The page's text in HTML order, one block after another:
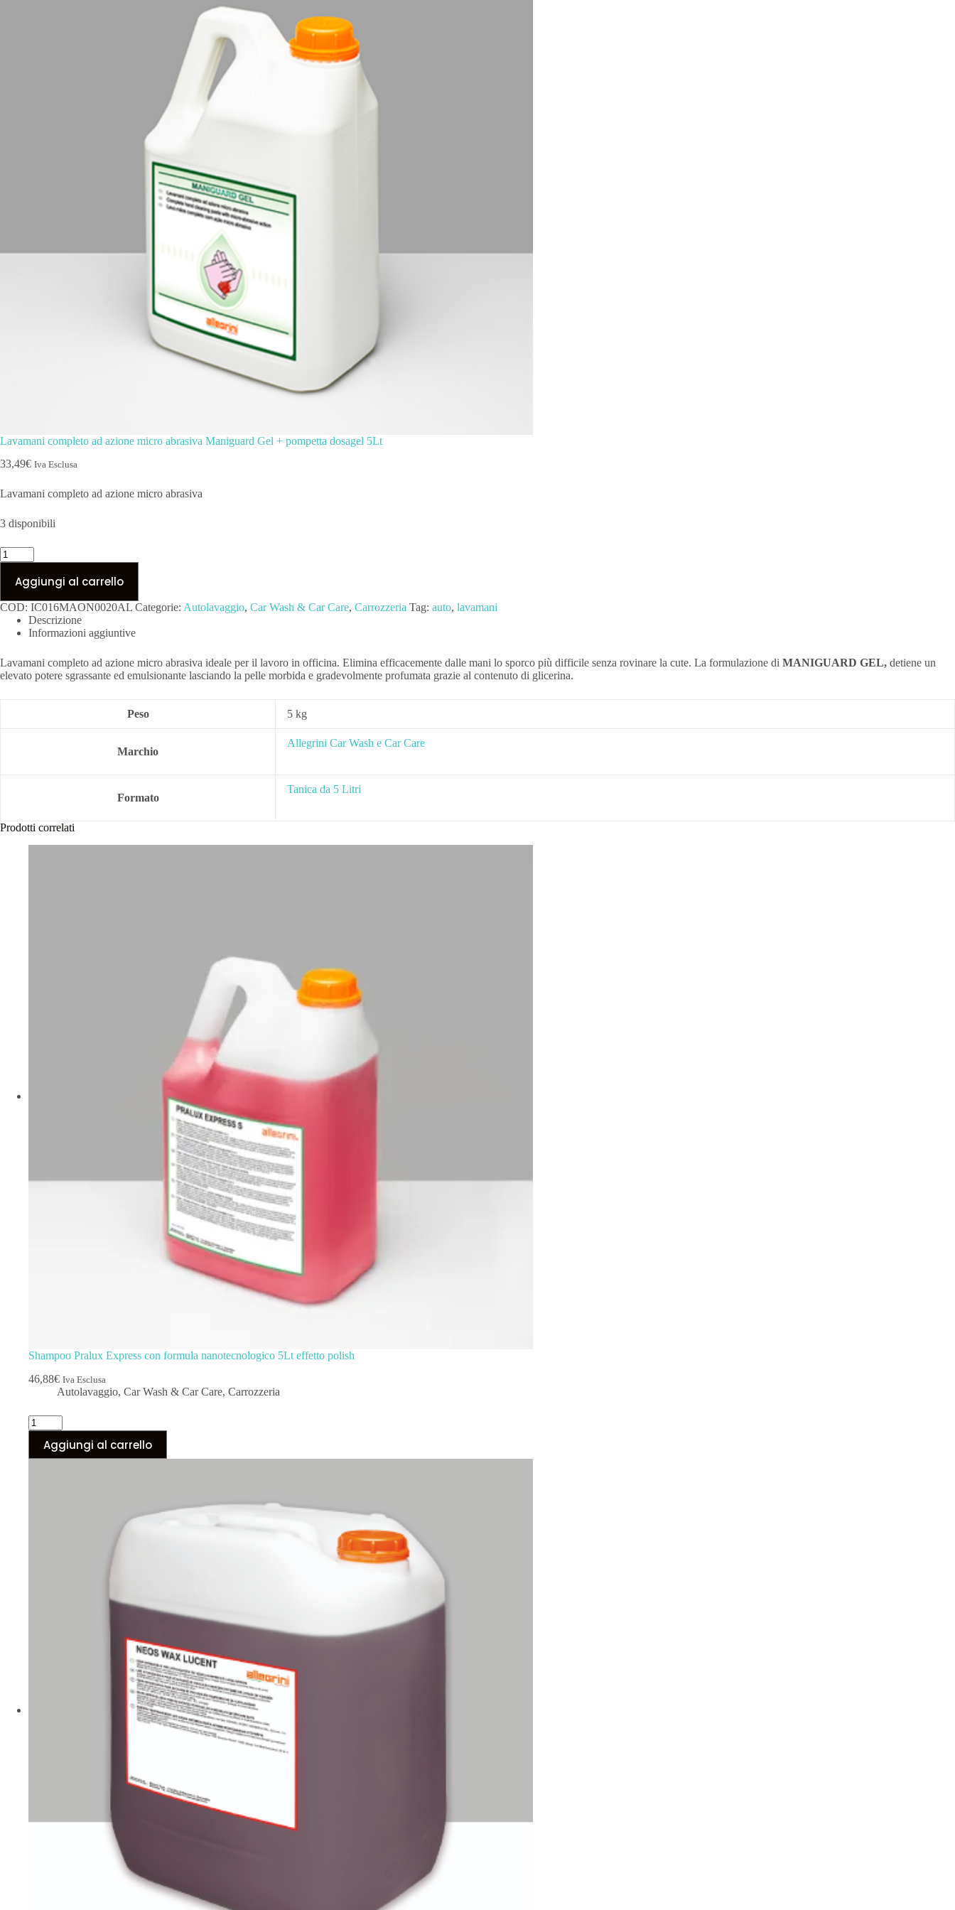
Lavamani completo ad azione micro abrasiva Maniguard Gel + pompetta dosagel 5Lt
33,49€ Iva Esclusa
Lavamani completo ad azione micro abrasiva
3 disponibili
Lavamani
completo
azione
micro
abrasiva
Maniguard
pompetta
dosagel
Aggiungi al carrello
COD: IC016MAON0020AL Categorie: Autolavaggio, Car Wash & Car Care, Carrozzeria Tag: auto, lavamani
Descrizione
Informazioni aggiuntive
Lavamani completo ad azione micro abrasiva ideale per il lavoro in officina. Elimina efficacemente dalle mani lo sporco più difficile senza rovinare la cute. La formulazione di MANIGUARD GEL, detiene un
elevato potere sgrassante ed emulsionante lasciando la pelle morbida e gradevolmente profumata grazie al contenuto di glicerina.
Peso 5 kg
Marchio
Allegrini Car Wash e Car Care
Formato
Tanica da 5 Litri
Prodotti correlati
Shampoo Pralux Express con formula nanotecnologico 5Lt effetto polish
46,88€ Iva Esclusa
Autolavaggio, Car Wash & Car Care, Carrozzeria
Shampoo
Pralux
Express
con
Aggiungi al carrello